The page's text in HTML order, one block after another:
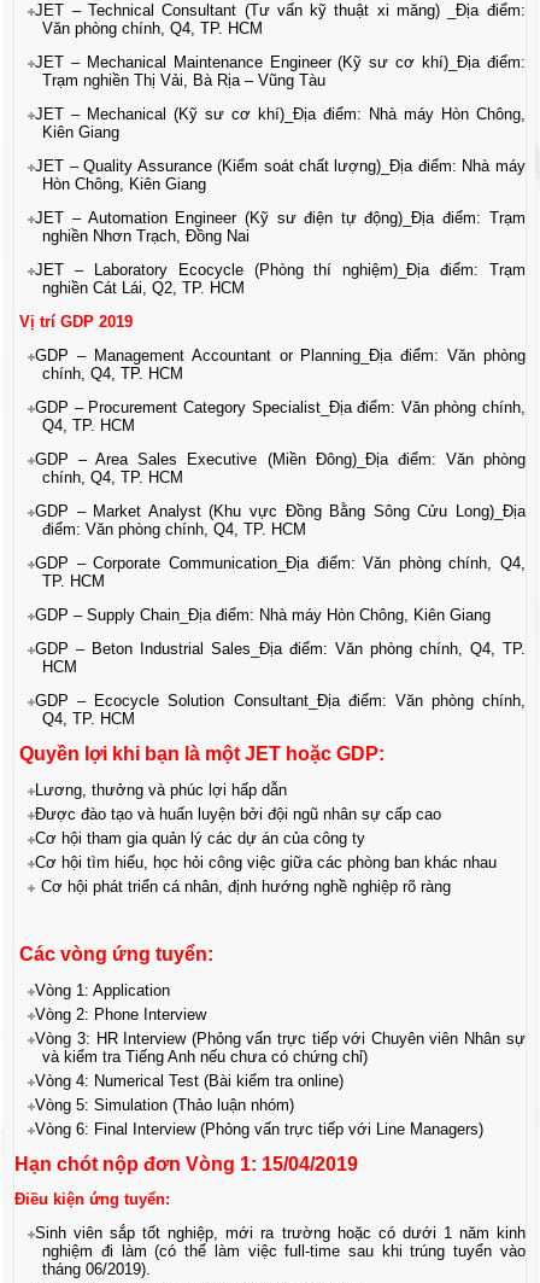
JET – Technical Consultant (Tư vấn kỹ thuật xi măng) _Địa điểm:
Văn phòng chính, Q4, TP. HCM
JET – Mechanical Maintenance Engineer (Kỹ sư cơ khí)_ Địa điểm:
Trạm nghiền Thị Vải, Bà Rịa – Vũng Tàu
JET – Mechanical (Kỹ sư cơ khí)_ Địa điểm: Nhà máy Hòn Chông,
Kiên Giang
JET – Quality Assurance (Kiểm soát chất lượng)_Địa điểm: Nhà máy
Hòn Chông, Kiên Giang
JET – Automation Engineer (Kỹ sư điện tự động)_Địa điểm: Trạm
nghiền Nhơn Trạch, Đồng Nai
JET – Laboratory Ecocycle (Phòng thí nghiệm)_Địa điểm: Trạm
nghiền Cát Lái, Q2, TP. HCM
Vị trí GDP 2019
GDP – Management Accountant or Planning_Địa điểm: Văn phòng
chính, Q4, TP. HCM
GDP – Procurement Category Specialist_ Địa điểm: Văn phòng chính,
Q4, TP. HCM
GDP – Area Sales Executive (Miền Đông)_ Địa điểm: Văn phòng
chính, Q4, TP. HCM
GDP – Market Analyst (Khu vực Đồng Bằng Sông Cửu Long)_ Địa
điểm: Văn phòng chính, Q4, TP. HCM
GDP – Corporate Communication_ Địa điểm: Văn phòng chính, Q4,
TP. HCM
GDP – Supply Chain_Địa điểm: Nhà máy Hòn Chông, Kiên Giang
GDP – Beton Industrial Sales_Địa điểm: Văn phòng chính, Q4, TP.
HCM
GDP – Ecocycle Solution Consultant_ Địa điểm: Văn phòng chính,
Q4, TP. HCM
Quyền lợi khi bạn là một JET hoặc GDP:
Lương, thưởng và phúc lợi hấp dẫn
Được đào tạo và huấn luyện bởi đội ngũ nhân sự cấp cao
Cơ hội tham gia quản lý các dự án của công ty
Cơ hội tìm hiểu, học hỏi công việc giữa các phòng ban khác nhau
Cơ hội phát triển cá nhân, định hướng nghề nghiệp rõ ràng
Các vòng ứng tuyển:
Vòng 1: Application
Vòng 2: Phone Interview
Vòng 3: HR Interview (Phỏng vấn trực tiếp với Chuyên viên Nhân sự
và kiểm tra Tiếng Anh nếu chưa có chứng chỉ)
Vòng 4: Numerical Test (Bài kiểm tra online)
Vòng 5: Simulation (Thảo luận nhóm)
Vòng 6: Final Interview (Phỏng vấn trực tiếp với Line Managers)
Hạn chót nộp đơn Vòng 1: 15/04/2019
Điều kiện ứng tuyển:
Sinh viên sắp tốt nghiệp, mới ra trường hoặc có dưới 1 năm kinh
nghiệm đi làm (có thể làm việc full-time sau khi trúng tuyển vào
tháng 06/2019).